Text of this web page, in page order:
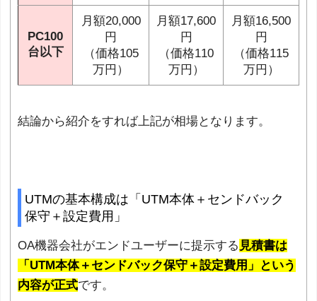
PC100
台以下
月額20,000
円
（価格105
万円）
月額17,600
円
（価格110
万円）
月額16,500
円
（価格115
万円）
結論から紹介をすれば上記が相場となります。
UTMの基本構成は「UTM本体＋センドバック
保守＋設定費用」
OA機器会社がエンドユーザーに提示する 見積書は
「UTM本体＋センドバック保守＋設定費用」という
内容が正式です。